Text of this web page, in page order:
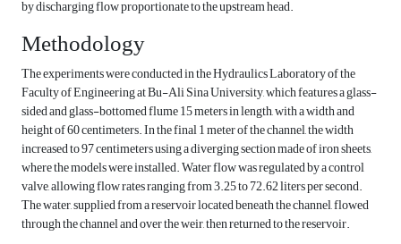
by discharging flow proportionate to the upstream head.
Methodology
The experiments were conducted in the Hydraulics Laboratory of the
Faculty of Engineering at Bu-Ali Sina University, which features a glass-
sided and glass-bottomed flume 15 meters in length, with a width and
height of 60 centimeters. In the final 1 meter of the channel, the width
increased to 97 centimeters using a diverging section made of iron sheets,
where the models were installed. Water flow was regulated by a control
valve, allowing flow rates ranging from 3.25 to 72.62 liters per second.
The water, supplied from a reservoir located beneath the channel, flowed
through the channel and over the weir, then returned to the reservoir.